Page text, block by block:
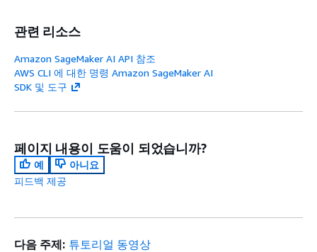
관련 리소스
Amazon SageMaker AI API 참조
AWS CLI 에 대한 명령 Amazon SageMaker AI
SDK 및 도구
페이지 내용이 도움이 되었습니까?
예
아니요
피드백 제공
다음 주제: 튜토리얼 동영상